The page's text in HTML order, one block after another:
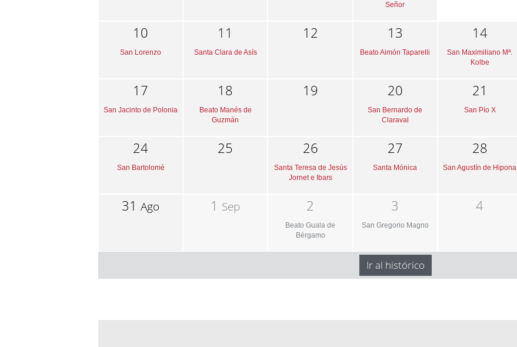
Señor
10
San Lorenzo
11
Santa Clara de Asís
12 13
Beato Aimón Taparelli
14
San Maximiliano Mª.
Kolbe
17
San Jacinto de Polonia
18
Beato Manés de
Guzmán
19 20
San Bernardo de
Claraval
21
San Pío X
24
San Bartolomé
25 26
Santa Teresa de Jesús
Jornet e Ibars
27
Santa Mónica
28
San Agustín de Hipona
31Ago 1 Sep 2
Beato Guala de
Bérgamo
3
San Gregorio Magno
4
Ir al histórico